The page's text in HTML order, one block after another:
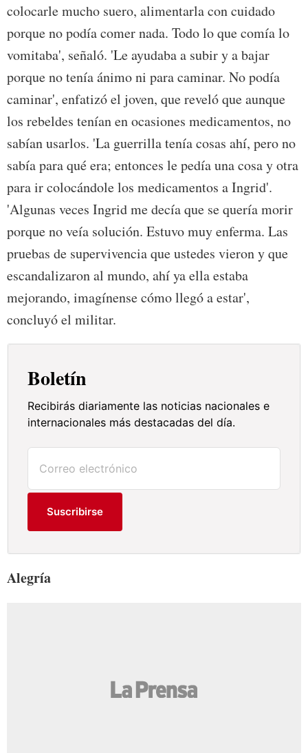
colocarle mucho suero, alimentarla con cuidado
porque no podía comer nada. Todo lo que comía lo
vomitaba', señaló. 'Le ayudaba a subir y a bajar
porque no tenía ánimo ni para caminar. No podía
caminar', enfatizó el joven, que reveló que aunque
los rebeldes tenían en ocasiones medicamentos, no
sabían usarlos. 'La guerrilla tenía cosas ahí, pero no
sabía para qué era; entonces le pedía una cosa y otra
para ir colocándole los medicamentos a Ingrid'.
'Algunas veces Ingrid me decía que se quería morir
porque no veía solución. Estuvo muy enferma. Las
pruebas de supervivencia que ustedes vieron y que
escandalizaron al mundo, ahí ya ella estaba
mejorando, imagínense cómo llegó a estar',
concluyó el militar.
Boletín
Recibirás diariamente las noticias nacionales e
internacionales más destacadas del día.
Suscribirse
Alegría